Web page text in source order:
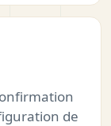
de